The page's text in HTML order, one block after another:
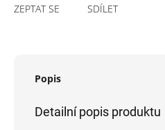
ZEPTAT SE SDÍLET
Popis
Detailní popis produktu